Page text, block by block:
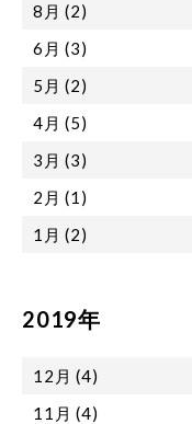
8月 (2)
6月 (3)
5月 (2)
4月 (5)
3月 (3)
2月 (1)
1月 (2)
2019年
12月 (4)
11月 (4)